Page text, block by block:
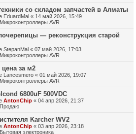
со складом запчастей в Алматы
EduardMal « 14 май 2026, 15:49
Микроконтроллеры AVR
— реконструкция старой
StepanMal « 07 май 2026, 17:03
Микроконтроллеры AVR
за м2
Lancesmero « 01 май 2026, 19:07
Микроконтроллеры AVR
6800uF 500VDC
AntonChip « 04 апр 2026, 21:37
Продаю
Karcher WV2
AntonChip « 03 апр 2026, 23:18
Бытовая электроника